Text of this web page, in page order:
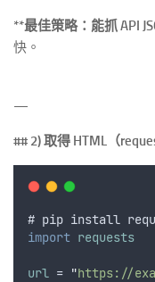
**最佳策略：能抓 API
快。
—
## 2) 取得 HTML（
# pip install
import requests
url = "https://